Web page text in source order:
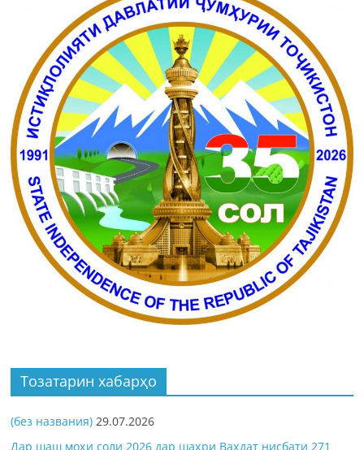
Тозатарин хабарҳо
(без названия) 29.07.2026
Дар шаш моҳи соли 2026 дар шаҳри Ваҳдат нисбати 271